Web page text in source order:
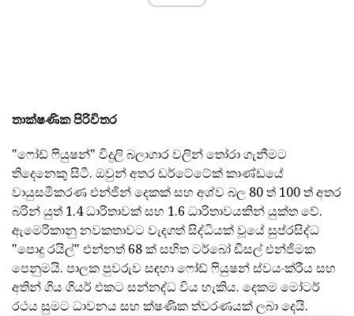
තාක්ෂණික පිරිවිතර
"ෆෝඩ් ෆියුෂන්" විදුලි බලාගාර වලින් තෝරා ගැනීමට
තිදෙනෙකු සිටී. ඔවුන් අතර ඩර්ටේටේක් කාණ්ඩයේ
වායුසමීකරණ එන්ජින් දෙකක් සහ අශ්ව බල 80 ත් 100 ත් අතර
බරින් යුත් 1.4 ධාරිතාවක් සහ 1.6 ධාරිතාවයකින් යුක්ත වේ.
ඇමෙරිකානු නවකතාවට වැදගත් සිද්ධියක් වූයේ සුප්රසිද්ධ
"පොදු රයිල්" එන්නත් 68 ක් සහිත ටර්බෝ ඩීසල් එන්ජිමක
පෙනුමයි. පාලක පුවරුව සඳහා ෆෝඩ් ෆියුෂන් ස්වයංක්රීය සහ
අතින් ගිය ගියර් එකට සන්නද්ධ විය හැකිය. දෙකම මෝටර්
රථය සුමට ධාවනය සහ ක්ෂණික ත්වරණයක් ලබා දෙයි.